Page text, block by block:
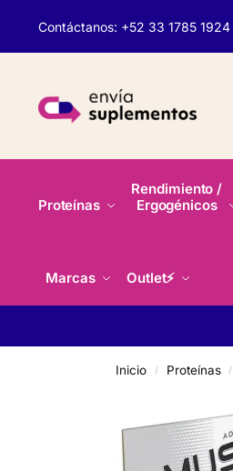
Contáctanos: +52 33 1785 1924
Proteínas
Rendimiento /
Ergogénicos
Marcas Outlet⚡
Inicio / Proteínas /